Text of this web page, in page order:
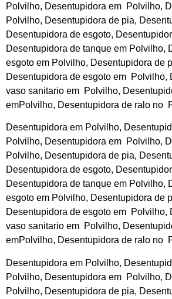
Polvilho, Desentupidora em Polvilho,
Polvilho, Desentupidora de pia,
Desentupidora de esgoto,
Desentupidora de tanque em Polvilho,
esgoto em Polvilho, Desentupidora de
Desentupidora de esgoto em Polvilho,
vaso sanitario em Polvilho,
emPolvilho, Desentupidora de ralo no
Desentupidora em Polvilho,
Polvilho, Desentupidora em Polvilho,
Polvilho, Desentupidora de pia,
Desentupidora de esgoto,
Desentupidora de tanque em Polvilho,
esgoto em Polvilho, Desentupidora de
Desentupidora de esgoto em Polvilho,
vaso sanitario em Polvilho,
emPolvilho, Desentupidora de ralo no
Desentupidora em Polvilho,
Polvilho, Desentupidora em Polvilho,
Polvilho, Desentupidora de pia,